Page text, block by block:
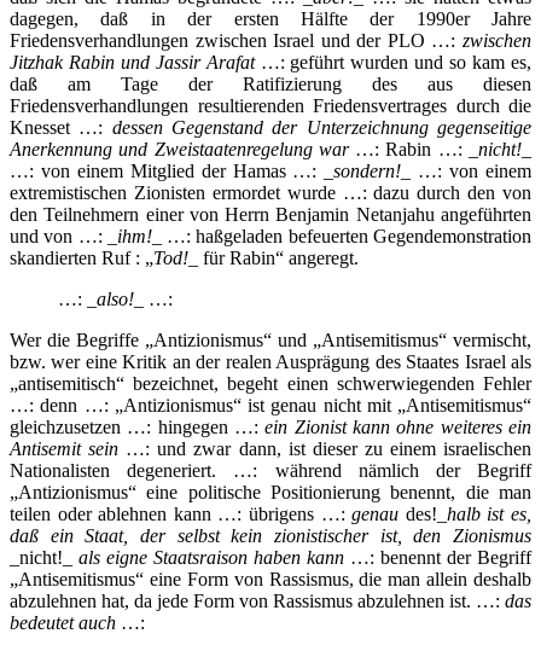
dagegen, daß in der ersten Hälfte der 1990er Jahre
Friedensverhandlungen zwischen Israel und der PLO …: zwischen
Jitzhak Rabin und Jassir Arafat …: geführt wurden und so kam es,
daß am Tage der Ratifizierung des aus diesen
Friedensverhandlungen resultierenden Friedensvertrages durch die
Knesset …: dessen Gegenstand der Unterzeichnung gegenseitige
Anerkennung und Zweistaatenregelung war…: Rabin …:
_nicht!_
…: von einem Mitglied der Hamas …: _sondern!_ …: von einem
extremistischen Zionisten ermordet wurde …: dazu durch den von
den Teilnehmern einer von Herrn Benjamin Netanjahu angeführten
und von …:
ihm!_
…: haßgeladen befeuerten Gegendemonstration
skandierten Ruf : „Tod! _ für Rabin“ angeregt.
…: _ also! _ …:
Wer die Begriffe „Antizionismus“ und „Antisemitismus“ vermischt,
bzw. wer eine Kritik an der realen Ausprägung des Staates Israel als
„antisemitisch“ bezeichnet, begeht einen schwerwiegenden Fehler
…: denn …: „Antizionismus“ ist genau nicht mit „Antisemitismus“
gleichzusetzen …: hingegen …:ein Zionist kann ohne weiteres ein
Antisemit sein …: und zwar dann, ist dieser zu einem israelischen
Nationalisten degeneriert. …: während nämlich der Begriff
„Antizionismus“ eine politische Positionierung benennt, die man
teilen oder ablehnen kann …: übrigens …:genau des! _halb ist es,
daß ein Staat, der selbst kein zionistischer ist, den Zionismus
_nicht!_
als eigne Staatsraison haben kann …: benennt der Begriff
„Antisemitismus“ eine Form von Rassismus, die man allein deshalb
abzulehnen hat, da jede Form von Rassismus abzulehnen ist. …: das
bedeutet auch …: